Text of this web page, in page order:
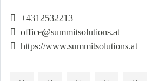
+4312532213
office@summitsolutions.at
https://www.summitsolutions.at